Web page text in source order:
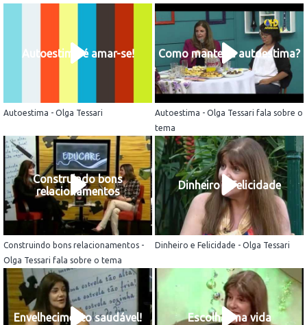
Autoestima é amar-se!
Autoestima - Olga Tessari
Como manter a autoestima?
Autoestima - Olga Tessari fala sobre o
tema
Construindo bons
relacionamentos
Construindo bons relacionamentos -
Olga Tessari fala sobre o tema
Dinheiro e Felicidade
Dinheiro e Felicidade - Olga Tessari
Envelhecimento saudável! Escolhas na vida